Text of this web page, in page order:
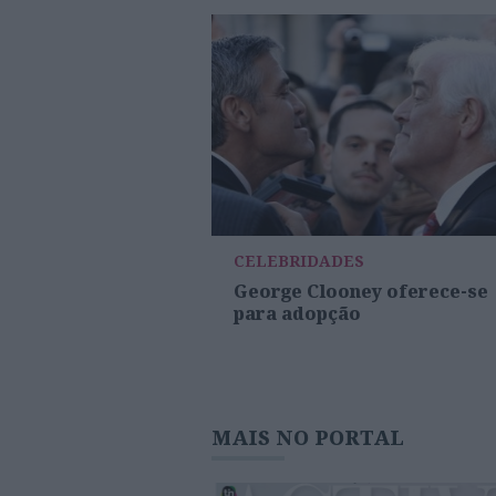
CELEBRIDADES
George Clooney oferece-se
para adopção
MAIS NO PORTAL